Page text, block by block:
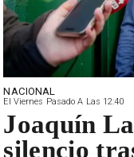
NACIONAL
El Viernes Pasado A Las 12:40
Joaquín
silencio